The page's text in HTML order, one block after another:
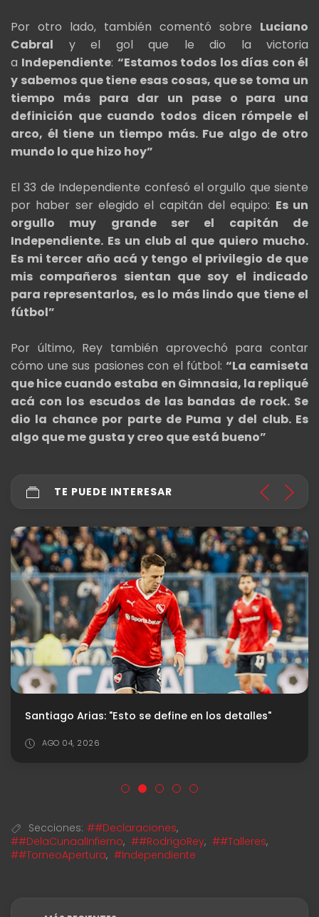
Por otro lado, también comentó sobre Luciano
Cabral y el gol que le dio la victoria
a Independiente: “Estamos todos los días con él
y sabemos que tiene esas cosas, que se toma un
tiempo más para dar un pase o para una
definición que cuando todos dicen rómpele el
arco, él tiene un tiempo más. Fue algo de otro
mundo lo que hizo hoy”
El 33 de Independiente confesó el orgullo que siente
por haber ser elegido el capitán del equipo: Es un
orgullo muy grande ser el capitán de
Independiente. Es un club al que quiero mucho.
Es mi tercer año acá y tengo el privilegio de que
mis compañeros sientan que soy el indicado
para representarlos, es lo más lindo que tiene el
fútbol”
Por último, Rey también aprovechó para contar
cómo une sus pasiones con el fútbol: “La camiseta
que hice cuando estaba en Gimnasia, la repliqué
acá con los escudos de las bandas de rock. Se
dio la chance por parte de Puma y del club. Es
algo que me gusta y creo que está bueno”
TE PUEDE INTERESAR
Santiago Arias: "Esto se define en los detalles"
AGO 04, 2026
Secciones: ##Declaraciones,
##DelaCunaalInfierno, ##RodrigoRey, ##Talleres,
##TorneoApertura, #Independiente